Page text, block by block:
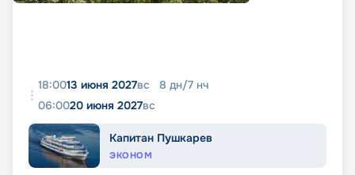
18:0013 июня 2027вс 8 дн/7 нч
06:0020 июня 2027вс
Капитан Пушкарев
ЭКОНОМ